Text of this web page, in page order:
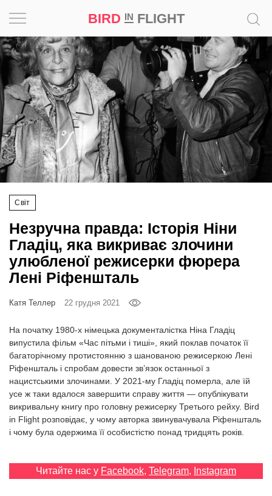
BIRD INFLIGHT
EN
RU
Світ
Незручна правда: Історія Ніни
Гладіц, яка викриває злочини
улюбленої режисерки фюрера
Лені Ріфеншталь
Катя Теллер 22 грудня 2021
На початку 1980-х німецька документалістка Ніна Гладіц
випустила фільм «Час пітьми і тиші», який поклав початок її
багаторічному протистоянню з шанованою режисеркою Лені
Ріфеншталь і спробам довести зв’язок останньої з
нацистськими злочинами. У 2021-му Гладіц померла, але їй
усе ж таки вдалося завершити справу життя — опублікувати
викривальну книгу про головну режисерку Третього рейху. Bird
in Flight розповідає, у чому авторка звинувачувала Ріфеншталь
і чому була одержима її особистістю понад тридцять років.
Читайте нас у Facebook, Telegram, Instagram